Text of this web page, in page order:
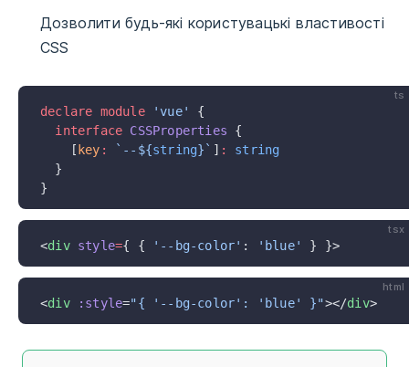
Дозволити будь-які користувацькі властивості
CSS
ts
declare module 'vue'
{
  interface
CSSProperties {
    [
key : `--${string}` ] :
string
  }
}
tsx
<div style={ { '--bg-color' : 'blue' } }>
html
<div :style="{ '--bg-color': 'blue' }"></div>